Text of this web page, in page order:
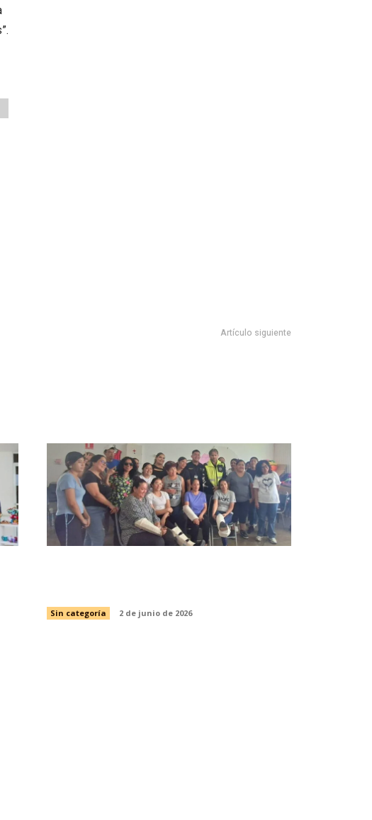
Artículo siguiente
Sin categoría 2 de junio de 2026